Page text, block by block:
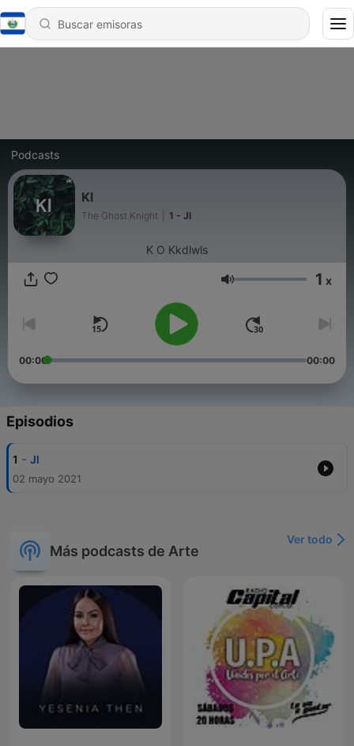
Podcasts
Kl
The Ghost Knight 1 - Jl
K O Kkdlwls
Volumen 1 x
00:00 00:00
Episodios
1 - Jl
02 mayo 2021
Más podcasts de Arte
Ver todo